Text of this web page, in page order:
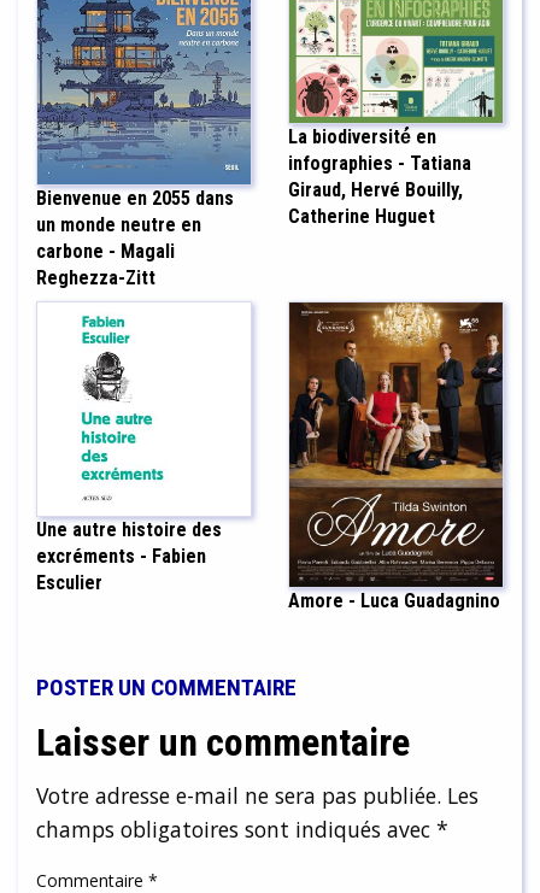
Bienvenue en 2055 dans
un monde neutre en
carbone - Magali
Reghezza-Zitt
La biodiversité́ en
infographies - Tatiana
Giraud, Hervé Bouilly,
Catherine Huguet
Une autre histoire des
excréments - Fabien
Esculier
Amore - Luca Guadagnino
POSTER UN COMMENTAIRE
Laisser un commentaire
Votre adresse e-mail ne sera pas publiée. Les
champs obligatoires sont indiqués avec *
Commentaire *